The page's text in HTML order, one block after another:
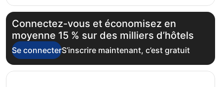
Connectez-vous et économisez en
moyenne 15 % sur des milliers d’hôtels
Se connecterS’inscrire maintenant, c’est gratuit
S’ouvre dans une nouvelle fenêtre
Mövenpick Hotel Geneva